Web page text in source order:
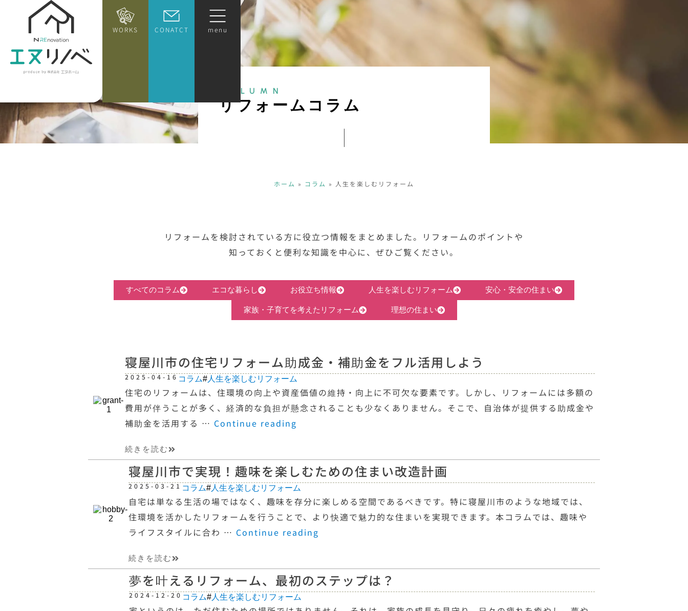
WORKS CONATCT menu
COLUMN
リフ ォ ーム コ ラ ム
ホーム » コラム » 人生を楽しむリフォーム
リフォームを検討されている方に役立つ情報をまとめました。リフォームのポイントや
知っておくと便利な知識を中心に、ぜひご覧ください。
すべてのコラム エコな暮らし お役立ち情報 人生を楽しむリフォーム 安心・安全の住まい
家族・子育てを考えたリフォーム 理想の住まい
寝屋川市の住宅リフォーム助成金・補助金をフル活用しよう
2025-04-16コラム#人生を楽しむリフォーム
住宅のリフォームは、住環境の向上や資産価値の維持・向上に不可欠な要素です。しかし、リフォームには多額の
費用が伴うことが多く、経済的な負担が懸念されることも少なくありません。そこで、自治体が提供する助成金や
補助金を活用する … Continue reading
続きを読む
寝屋川市で実現！趣味を楽しむための住まい改造計画
2025-03-21コラム#人生を楽しむリフォーム
自宅は単なる生活の場ではなく、趣味を存分に楽しめる空間であるべきです。特に寝屋川市のような地域では、
住環境を活かしたリフォームを行うことで、より快適で魅力的な住まいを実現できます。本コラムでは、趣味や
ライフスタイルに合わ … Continue reading
続きを読む
夢を叶えるリフォーム、最初のステップは？
2024-12-20コラム#人生を楽しむリフォーム